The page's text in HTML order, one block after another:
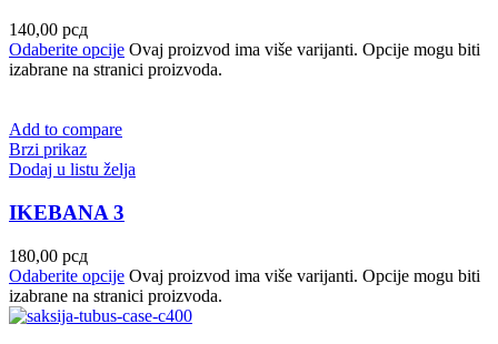
140,00 рсд
Odaberite opcije Ovaj proizvod ima više varijanti. Opcije mogu biti
izabrane na stranici proizvoda.
Add to compare
Brzi prikaz
Dodaj u listu želja
IKEBANA 3
180,00 рсд
Odaberite opcije Ovaj proizvod ima više varijanti. Opcije mogu biti
izabrane na stranici proizvoda.